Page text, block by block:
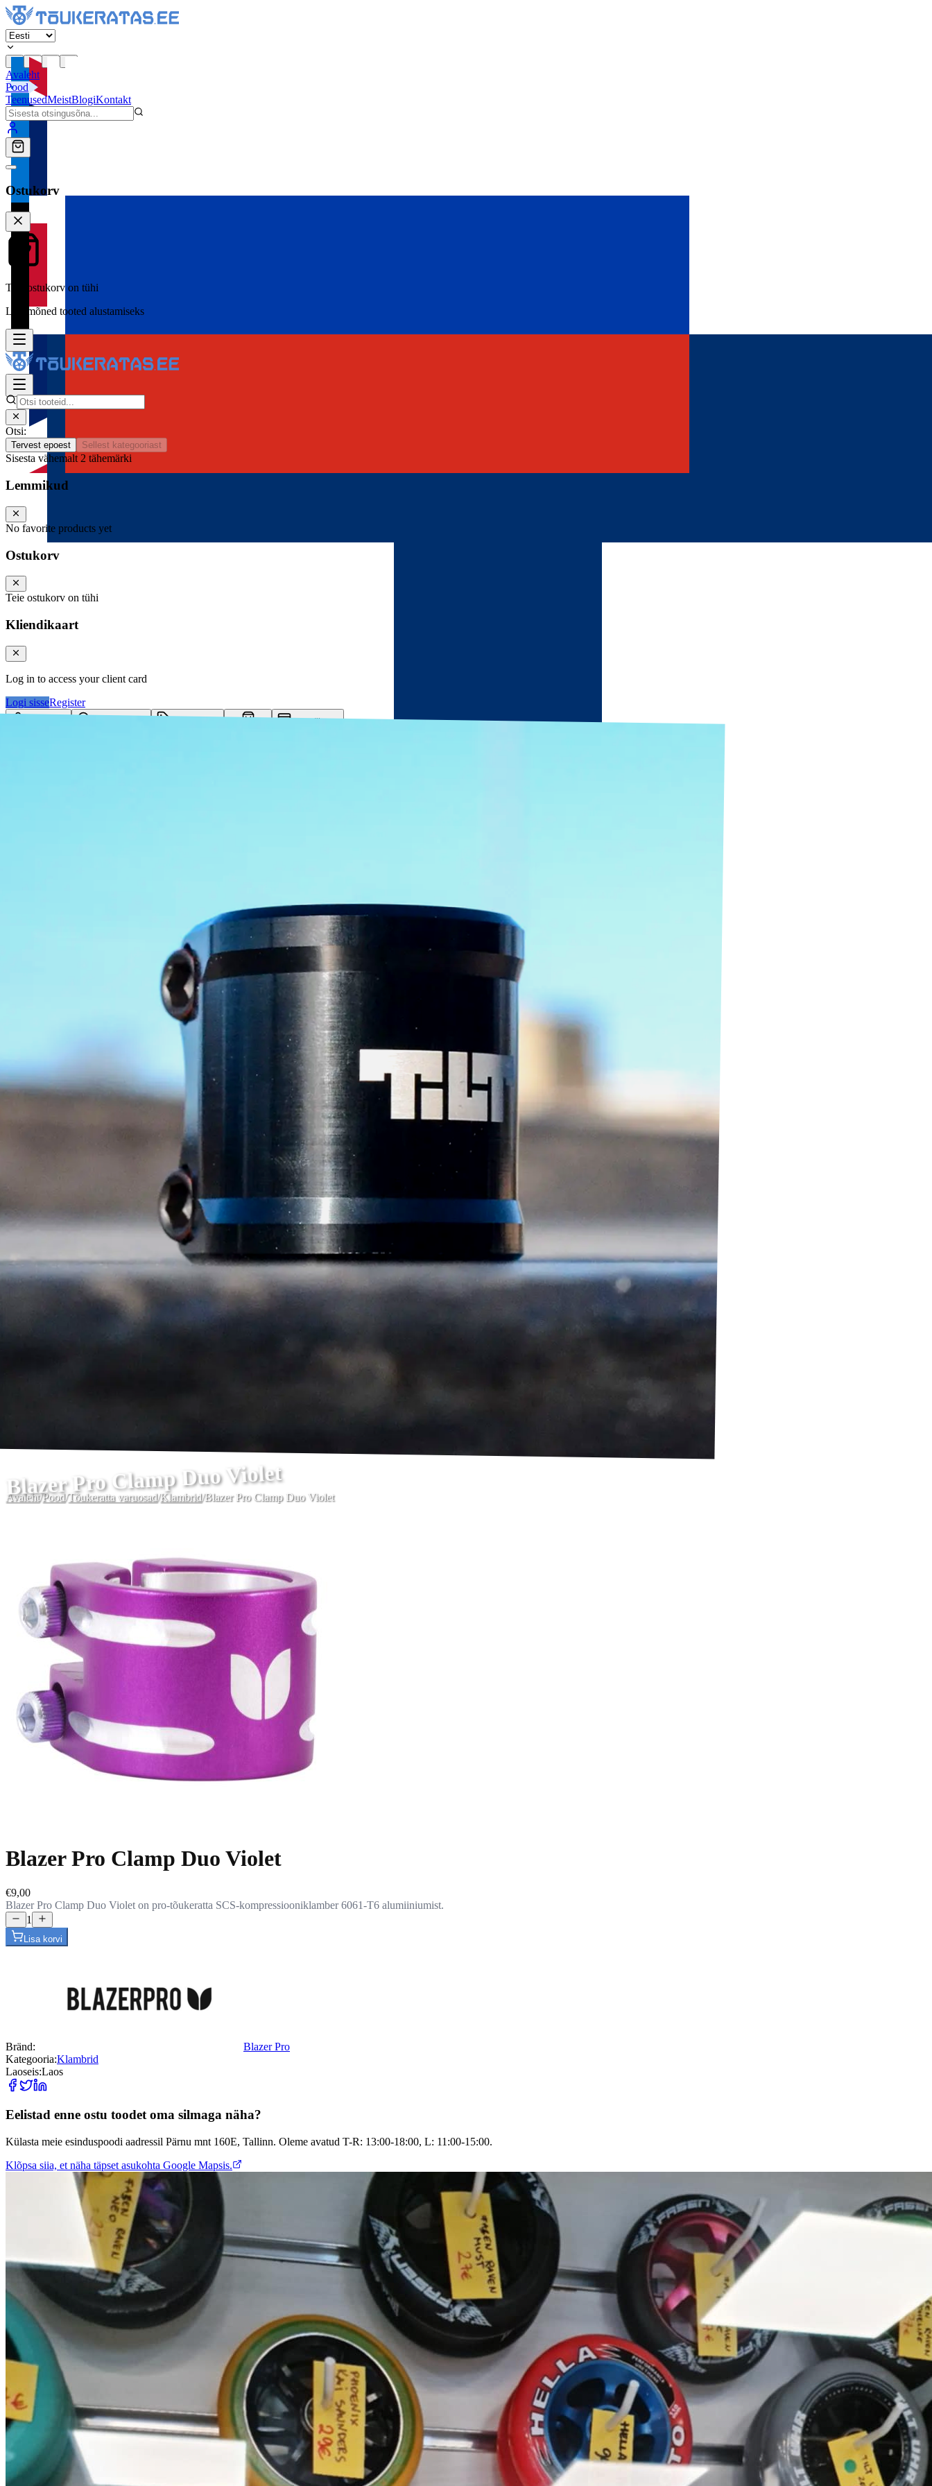
Avaleht
Pood
TeenusedMeistBlogiKontakt
Ostukorv
Teie ostukorv on tühi
Lisa mõned tooted alustamiseks
Otsi:
Tervest epoest Sellest kategooriast
Sisesta vähemalt 2 tähemärki
Lemmikud
No favorite products yet
Ostukorv
Teie ostukorv on tühi
Kliendikaart
Log in to access your client card
Logi sisseRegister
Kliendikaart
Blazer Pro Clamp Duo Violet
Avaleht/Pood/Tõukeratta varuosad/Klambrid/Blazer Pro Clamp Duo Violet
Blazer Pro Clamp Duo Violet
€9,00
Blazer Pro Clamp Duo Violet on pro-tõukeratta SCS-kompressiooniklamber 6061-T6 alumiiniumist.
1
Lisa korvi
Bränd:
Blazer Pro
Kategooria:Klambrid
Laoseis:Laos
Eelistad enne ostu toodet oma silmaga näha?
Külasta meie esinduspoodi aadressil Pärnu mnt 160E, Tallinn. Oleme avatud T-R: 13:00-18:00, L: 11:00-15:00.
Klõpsa siia, et näha täpset asukohta Google Mapsis.